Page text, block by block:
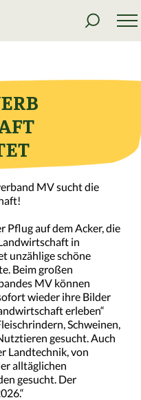
MV sucht die
Pflug auf dem Acker, die
in
unzählige schöne
Beim großen
MV können
wieder ihre Bilder
erleben“
Schweinen,
gesucht. Auch
Landtechnik, von
alltäglichen
gesucht. Der